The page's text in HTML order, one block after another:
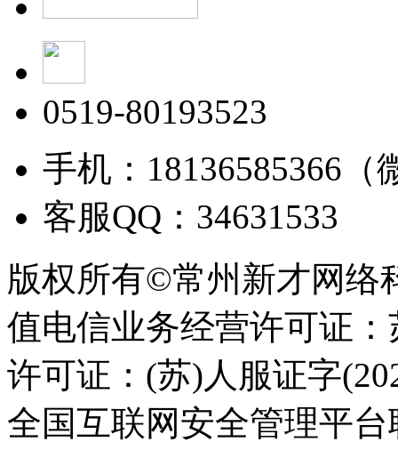
0519-80193523
手机：18136585366（
客服QQ：34631533
版权所有©常州新才网络
值电信业务经营许可证
许可证：(苏)人服证字
全国互联网安全管理平